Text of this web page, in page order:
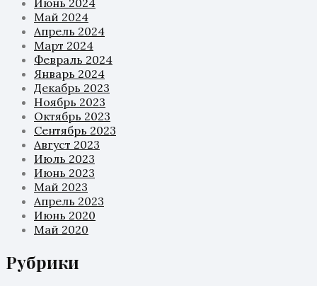
Май 2024
Апрель 2024
Март 2024
Февраль 2024
Январь 2024
Декабрь 2023
Ноябрь 2023
Октябрь 2023
Сентябрь 2023
Август 2023
Июль 2023
Июнь 2023
Май 2023
Апрель 2023
Июнь 2020
Май 2020
Рубрики